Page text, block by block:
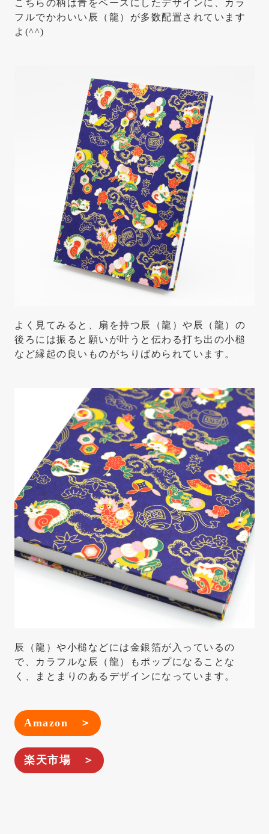
こちらの柄は青をベースにしたデザインに、カラ
フルでかわいい辰（龍）が多数配置されています
よ(^^)
よく見てみると、扇を持つ辰（龍）や辰（龍）の
後ろには振ると願いが叶うと伝わる打ち出の小槌
など縁起の良いものがちりばめられています。
辰（龍）や小槌などには金銀箔が入っているの
で、カラフルな辰（龍）もポップになることな
く、まとまりのあるデザインになっています。
Amazon ＞
楽天市場 ＞